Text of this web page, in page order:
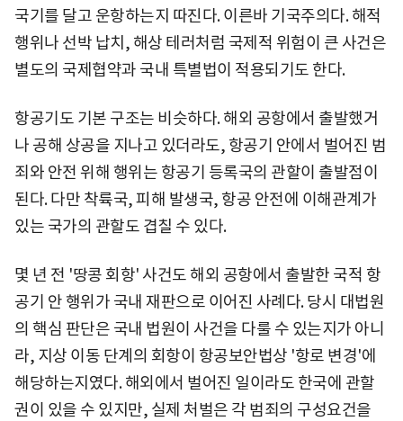
국기를 달고 운항하는지 따진다. 이른바 기국주의다. 해적
행위나 선박 납치, 해상 테러처럼 국제적 위험이 큰 사건은
별도의 국제협약과 국내 특별법이 적용되기도 한다.
항공기도 기본 구조는 비슷하다. 해외 공항에서 출발했거
나 공해 상공을 지나고 있더라도, 항공기 안에서 벌어진 범
죄와 안전 위해 행위는 항공기 등록국의 관할이 출발점이
된다. 다만 착륙국, 피해 발생국, 항공 안전에 이해관계가
있는 국가의 관할도 겹칠 수 있다.
몇 년 전 '땅콩 회항' 사건도 해외 공항에서 출발한 국적 항
공기 안 행위가 국내 재판으로 이어진 사례다. 당시 대법원
의 핵심 판단은 국내 법원이 사건을 다룰 수 있는지가 아니
라, 지상 이동 단계의 회항이 항공보안법상 '항로 변경'에
해당하는지였다. 해외에서 벌어진 일이라도 한국에 관할
권이 있을 수 있지만, 실제 처벌은 각 범죄의 구성요건을